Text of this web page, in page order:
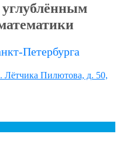
Петербурга
Лётчика Пилютова, д. 50,